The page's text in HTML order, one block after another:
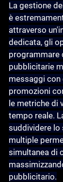
La gestione
è
attraverso
dedicata, gli
programmare
pubblicitarie
messaggi con
promozioni
le metriche di
tempo reale.
suddividere lo
multiple
simultanea di
pubblicitario.